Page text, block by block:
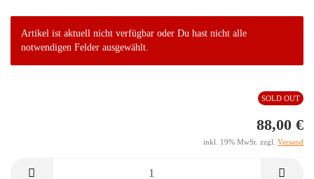
Artikel ist aktuell nicht verfügbar oder Du hast nicht alle
notwendigen Felder ausgewählt.
SOLD OUT
88,00 €
inkl. 19% MwSt. zzgl. Versand